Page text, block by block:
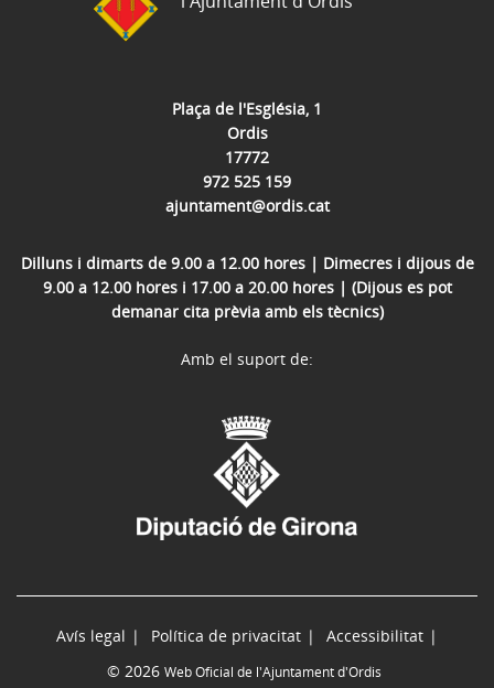
Plaça de l'Església, 1
Ordis
17772
972 525 159
ajuntament@ordis.cat
Dilluns i dimarts de 9.00 a 12.00 hores | Dimecres i dijous de
9.00 a 12.00 hores i 17.00 a 20.00 hores | (Dijous es pot
demanar cita prèvia amb els tècnics)
Avís legal Política de privacitat
Accessibilitat
© 2026 Web Oficial de l'Ajuntament d'Ordis
Amb el suport de: